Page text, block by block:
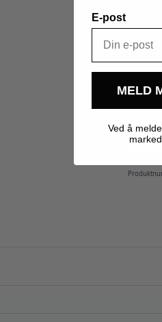
VED
VED
dusj.
10 på
Pipeline
Original
1
antall
E-post
MELD
Ved å